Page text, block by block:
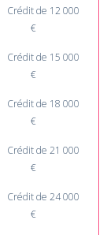
Crédit de 12 000
€
Crédit de 15 000
€
Crédit de 18 000
€
Crédit de 21 000
€
Crédit de 24 000
€